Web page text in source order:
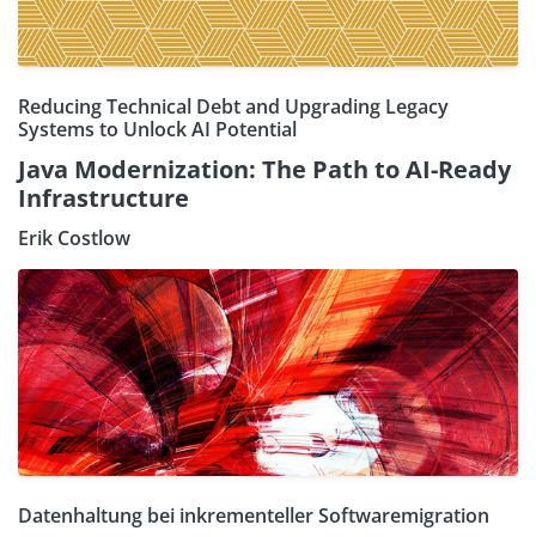
Reducing Technical Debt and Upgrading Legacy
Systems to Unlock AI Potential
Java Modernization: The Path to AI-Ready
Infrastructure
Erik Costlow
Datenhaltung bei inkrementeller Softwaremigration